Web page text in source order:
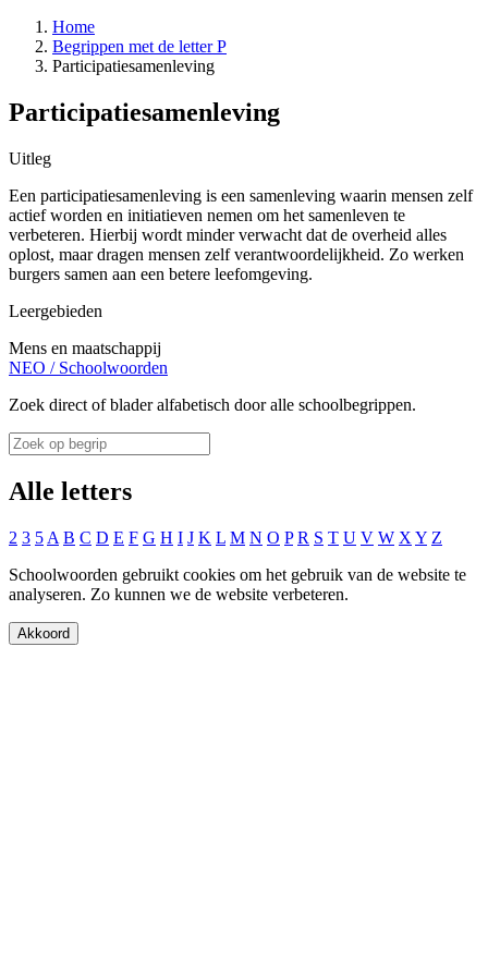
Home
Begrippen met de letter P
Participatiesamenleving
Participatiesamenleving
Uitleg
Een participatiesamenleving is een samenleving waarin mensen zelf
actief worden en initiatieven nemen om het samenleven te
verbeteren. Hierbij wordt minder verwacht dat de overheid alles
oplost, maar dragen mensen zelf verantwoordelijkheid. Zo werken
burgers samen aan een betere leefomgeving.
Leergebieden
Mens en maatschappij
NEO / Schoolwoorden
Zoek direct of blader alfabetisch door alle schoolbegrippen.
Alle letters
2 3 5 A B C D E F G H I J K L M N O P R S T U V W X Y Z
Schoolwoorden gebruikt cookies om het gebruik van de website te
analyseren. Zo kunnen we de website verbeteren.
Akkoord